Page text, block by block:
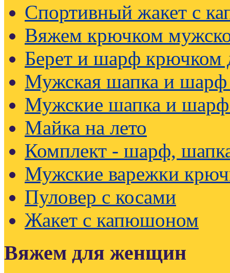
Спортивный жакет с
Вяжем крючком
Берет и шарф
Мужская шапка и шарф
Мужские шапка и
Майка на лето
Комплект - шарф,
Мужские варежки
Пуловер с косами
Жакет с капюшоном
Вяжем для женщин